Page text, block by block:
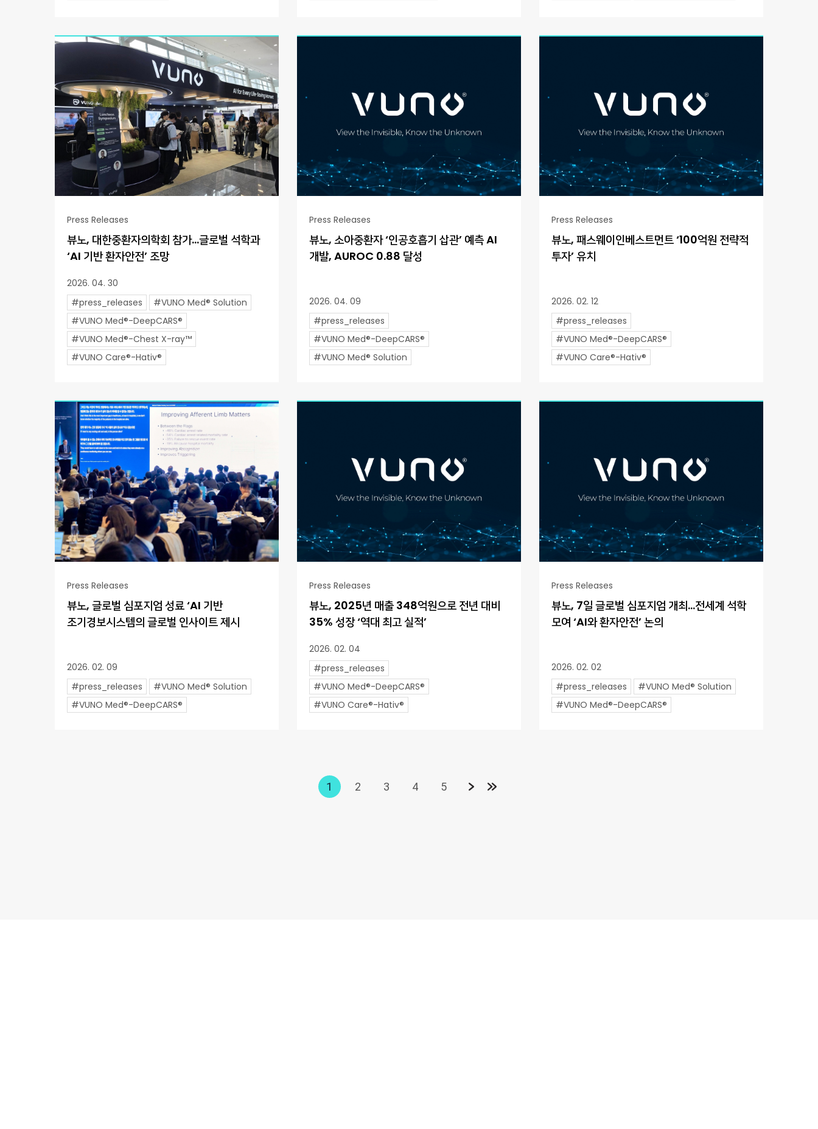
Press Releases
뷰노, 대한중환자의학회 참가…글로벌 석학과
‘AI 기반 환자안전’ 조망
2026. 04. 30
#press_releases
#VUNO Med® Solution
#VUNO Med®-DeepCARS®
#VUNO Med®-Chest X-ray™
#VUNO Care®-Hativ®
Press Releases
뷰노, 소아중환자 ‘인공호흡기 삽관’ 예측 AI
개발, AUROC 0.88 달성
2026. 04. 09
#press_releases
#VUNO Med®-DeepCARS®
#VUNO Med® Solution
Press Releases
뷰노, 패스웨이인베스트먼트 ‘100억원 전략적
투자’ 유치
2026. 02. 12
#press_releases
#VUNO Med®-DeepCARS®
#VUNO Care®-Hativ®
Press Releases
뷰노, 글로벌 심포지엄 성료 ‘AI 기반
조기경보시스템의 글로벌 인사이트 제시
2026. 02. 09
#press_releases
#VUNO Med® Solution
#VUNO Med®-DeepCARS®
Press Releases
뷰노, 2025년 매출 348억원으로 전년 대비
35% 성장 ‘역대 최고 실적’
2026. 02. 04
#press_releases
#VUNO Med®-DeepCARS®
#VUNO Care®-Hativ®
Press Releases
뷰노, 7일 글로벌 심포지엄 개최…전세계 석학
모여 ‘AI와 환자안전’ 논의
2026. 02. 02
#press_releases
#VUNO Med® Solution
#VUNO Med®-DeepCARS®
1 2 3 4 5